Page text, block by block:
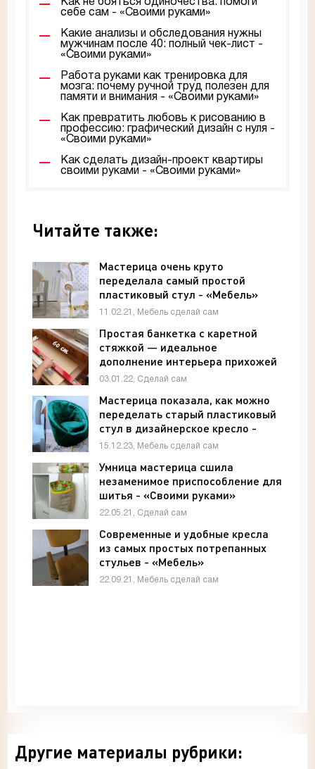
Как не бояться одиночества: помоги
себе сам - «Своими руками»
Какие анализы и обследования нужны
мужчинам после 40: полный чек-лист -
«Своими руками»
Работа руками как тренировка для
мозга: почему ручной труд полезен для
памяти и внимания - «Своими руками»
Как превратить любовь к рисованию в
профессию: графический дизайн с нуля -
«Своими руками»
Как сделать дизайн-проект квартиры
своими руками - «Своими руками»
Читайте также:
Мастерица очень круто
переделала самый простой
пластиковый стул - «Мебель»
11.02.21, Мебель сделай сам
Простая банкетка с каретной
стяжкой — идеальное
дополнение интерьера прихожей
- «Своими руками»
03.01.22, Сделай сам
Мастерица показала, как можно
переделать старый пластиковый
стул в дизайнерское кресло -
«Мебель»
15.12.23, Мебель сделай сам
Умница мастерица сшила
незаменимое приспособление для
шитья - «Своими руками»
22.05.21, Сделай сам
Современные и удобные кресла
из самых простых потрепанных
стульев - «Мебель»
22.09.21, Мебель сделай сам
Другие материалы рубрики: